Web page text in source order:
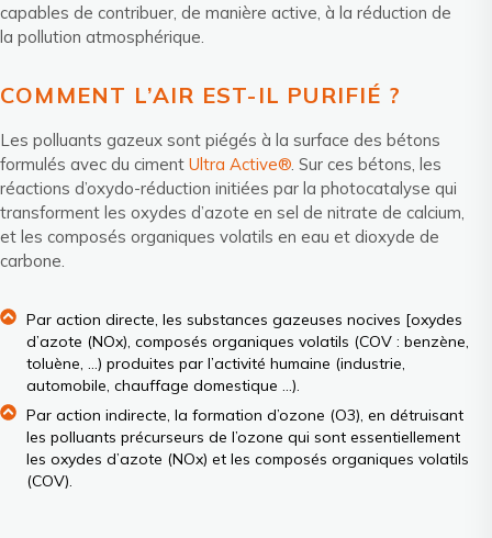
capables de contribuer, de manière active, à la réduction de
la pollution atmosphérique.
COMMENT L’AIR EST-IL PURIFIÉ ?
Les polluants gazeux sont piégés à la surface des bétons
formulés avec du ciment Ultra Active® . Sur ces bétons, les
réactions d’oxydo-réduction initiées par la photocatalyse qui
transforment les oxydes d’azote en sel de nitrate de calcium,
et les composés organiques volatils en eau et dioxyde de
carbone.
Par action directe, les substances gazeuses nocives [oxydes
d’azote (NOx), composés organiques volatils (COV : benzène,
toluène, …) produites par l’activité humaine (industrie,
automobile, chauffage domestique …).
Par action indirecte, la formation d’ozone (O3), en détruisant
les polluants précurseurs de l’ozone qui sont essentiellement
les oxydes d’azote (NOx) et les composés organiques volatils
(COV).